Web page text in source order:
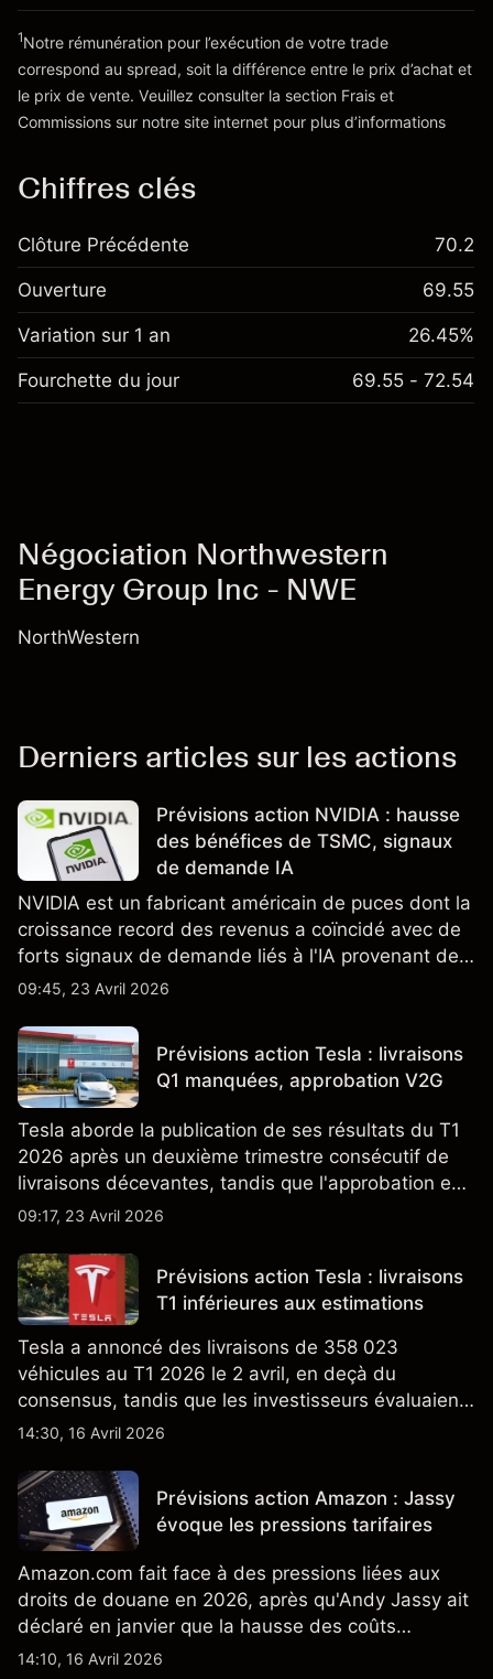
Vers la plateforme
'Tarifs et Frais
1Notre rémunération pour l’exécution de votre trade
correspond au spread, soit la différence entre le prix d’achat et
le prix de vente. Veuillez consulter la section Frais et
Commissions sur notre site internet pour plus d’informations
Chiffres clés
Clôture Précédente 70.2
Ouverture 69.55
Variation sur 1 an 26.45%
Fourchette du jour 69.55 - 72.54
Négociation Northwestern
Energy Group Inc - NWE
NorthWestern
Derniers articles sur les actions
Prévisions action NVIDIA : hausse
des bénéfices de TSMC, signaux
de demande IA
NVIDIA est un fabricant américain de puces dont la
croissance record des revenus a coïncidé avec de
forts signaux de demande liés à l'IA provenant de
partenaires clés de la chaîne d'approvisionnement,
passées ne préjugent pas des résultats futurs.
09:45, 23 Avril 2026
Prévisions action Tesla : livraisons
Q1 manquées, approbation V2G
Tesla aborde la publication de ses résultats du T1
2026 après un deuxième trimestre consécutif de
livraisons décevantes, tandis que l'approbation en
Californie d'un programme V2G pour le Cybertruck
énergétique.
09:17, 23 Avril 2026
Prévisions action Tesla : livraisons
T1 inférieures aux estimations
Tesla a annoncé des livraisons de 358 023
véhicules au T1 2026 le 2 avril, en deçà du
consensus, tandis que les investisseurs évaluaient
également la croissance des stocks et les projets
nouveau SUV. Découvrez les objectifs de cours
TSLA d'analystes tiers.
14:30, 16 Avril 2026
Prévisions action Amazon : Jassy
évoque les pressions tarifaires
Amazon.com fait face à des pressions liées aux
droits de douane en 2026, après qu'Andy Jassy ait
déclaré en janvier que la hausse des coûts
d'importation commençait à se répercuter sur
14:10, 16 Avril 2026